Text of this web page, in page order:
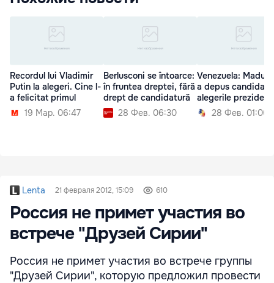
Recordul lui Vladimir
Putin la alegeri. Cine l-
a felicitat primul
19 Мар. 06:47
Berlusconi se întoarce:
în fruntea dreptei, fără
drept de candidatură
28 Фев. 06:30
Venezuela:
a depus
alegerile
28 Фев. 01:00
Lenta 21 февраля 2012, 15:09 610
Россия не примет участия во
встрече "Друзей Сирии"
Россия не примет участия во встрече группы
"Друзей Сирии", которую предложил провести